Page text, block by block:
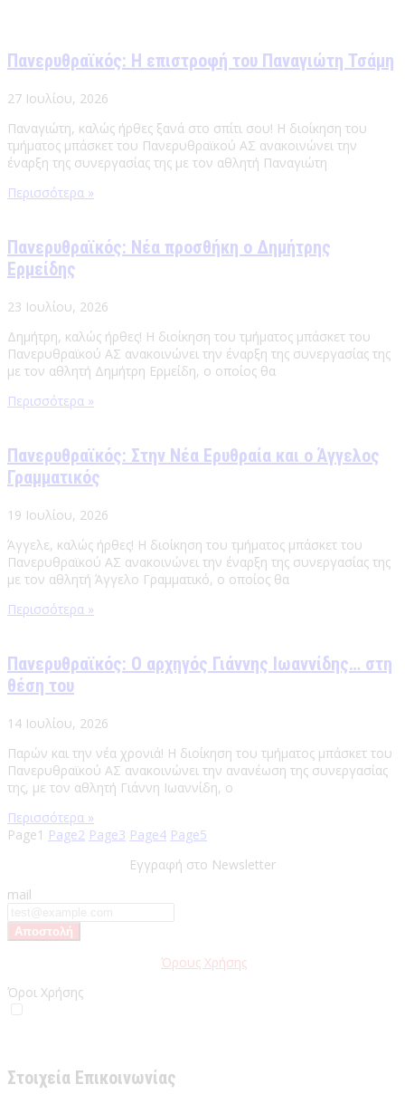
Πανερυθραϊκός: Η επιστροφή του Παναγιώτη Τσάμη
27 Ιουλίου, 2026
Παναγιώτη, καλώς ήρθες ξανά στο σπίτι σου! Η διοίκηση του
τμήματος μπάσκετ του Πανερυθραϊκού ΑΣ ανακοινώνει την
έναρξη της συνεργασίας της με τον αθλητή Παναγιώτη
Περισσότερα »
Πανερυθραϊκός: Νέα προσθήκη ο Δημήτρης
Ερμείδης
23 Ιουλίου, 2026
Δημήτρη, καλώς ήρθες! Η διοίκηση του τμήματος μπάσκετ του
Πανερυθραϊκού ΑΣ ανακοινώνει την έναρξη της συνεργασίας της
με τον αθλητή Δημήτρη Ερμείδη, ο οποίος θα
Περισσότερα »
Πανερυθραϊκός: Στην Νέα Ερυθραία και ο Άγγελος
Γραμματικός
19 Ιουλίου, 2026
Άγγελε, καλώς ήρθες! Η διοίκηση του τμήματος μπάσκετ του
Πανερυθραϊκού ΑΣ ανακοινώνει την έναρξη της συνεργασίας της
με τον αθλητή Άγγελο Γραμματικό, ο οποίος θα
Περισσότερα »
Πανερυθραϊκός: Ο αρχηγός Γιάννης Ιωαννίδης… στη
θέση του
14 Ιουλίου, 2026
Παρών και την νέα χρονιά! Η διοίκηση του τμήματος μπάσκετ του
Πανερυθραϊκού ΑΣ ανακοινώνει την ανανέωση της συνεργασίας
της, με τον αθλητή Γιάννη Ιωαννίδη, ο
Περισσότερα »
Page1 Page2 Page3 Page4 Page5
Εγγραφή στο Newsletter
mail
Όρους Χρήσης
Όροι Χρήσης
Στοιχεία Επικοινωνίας